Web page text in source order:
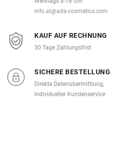
info.at@ada-cosmetics.com
KAUF AUF RECHNUNG
30 Tage Zahlungsfrist
SICHERE BESTELLUNG
Direkte Datenübermittlung,
individueller Kundenservice